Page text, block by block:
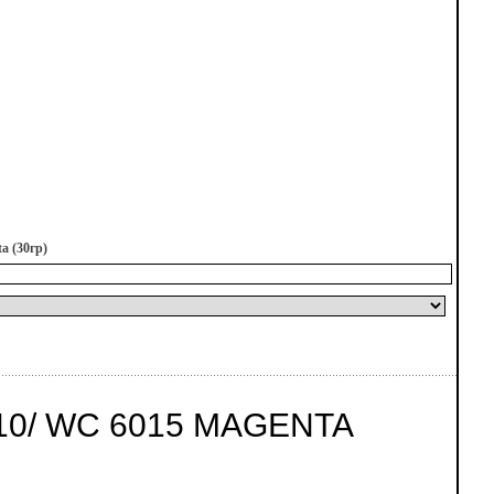
(30гр)
WC 6015 MAGENTA